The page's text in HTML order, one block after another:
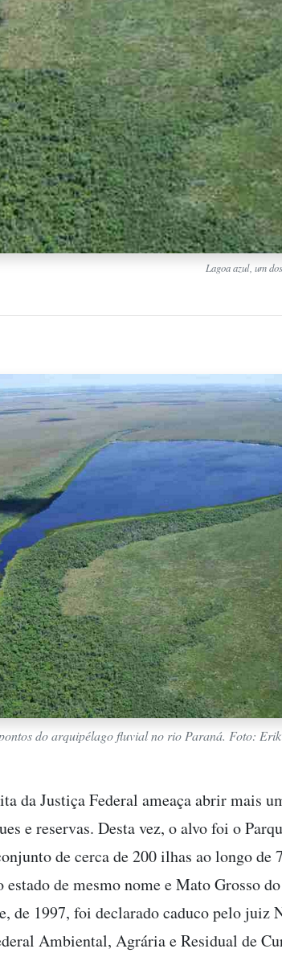
Lagoa azul, um
do arquipélago fluvial no rio Paraná. Foto:
da Justiça Federal ameaça abrir mais
e reservas. Desta vez, o alvo foi o
de cerca de 200 ilhas ao longo de
estado de mesmo nome e Mato Grosso
de 1997, foi declarado caduco pelo juiz
Ambiental, Agrária e Residual de